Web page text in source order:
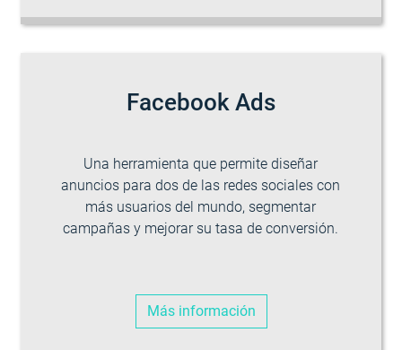
Facebook Ads
Una herramienta que permite diseñar
anuncios para dos de las redes sociales con
más usuarios del mundo, segmentar
campañas y mejorar su tasa de conversión.
Más información